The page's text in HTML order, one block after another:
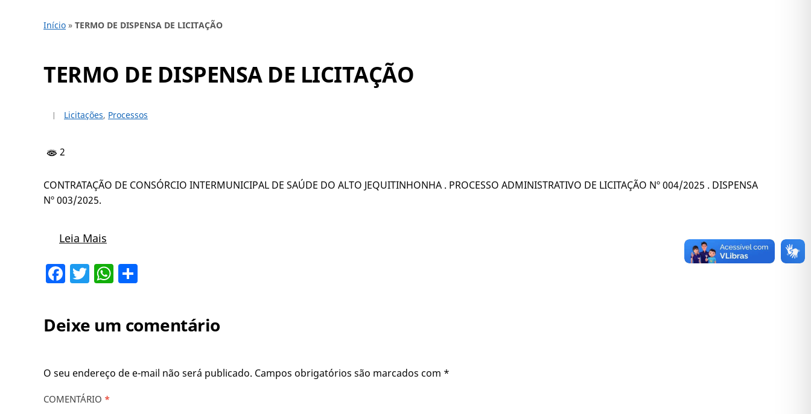
Início » TERMO DE DISPENSA DE LICITAÇÃO
TERMO DE DISPENSA DE LICITAÇÃO
Licitações, Processos
2
CONTRATAÇÃO DE CONSÓRCIO INTERMUNICIPAL DE SAÚDE DO ALTO JEQUITINHONHA . PROCESSO ADMINISTRATIVO DE LICITAÇÃO Nº 004/2025 . DISPENSA
Nº 003/2025.
Leia Mais
Facebook
TwitterWhatsApp
Deixe um comentário
O seu endereço de e-mail não será publicado. Campos obrigatórios são marcados com *
COMENTÁRIO *